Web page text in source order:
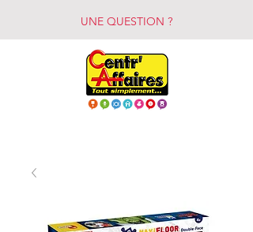
UNE QUESTION ?